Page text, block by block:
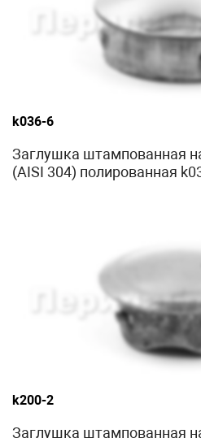
k036-6
Заглушка штампованная
(AISI 304) полированная
k200-2
Заглушка штампованная